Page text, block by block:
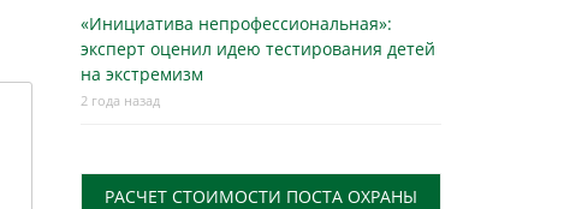
«Инициатива непрофессиональная»:
эксперт оценил идею тестирования детей
на экстремизм
2 года назад
РАСЧЕТ СТОИМОСТИ ПОСТА ОХРАНЫ